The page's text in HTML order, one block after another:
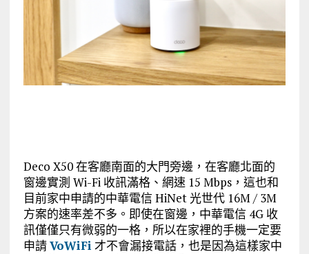
Deco X50 在客廳南面的大門旁邊，在客廳北面的
窗邊實測 Wi-Fi 收訊滿格、網速 15 Mbps，這也和
目前家中申請的中華電信 HiNet 光世代 16M / 3M
方案的速率差不多。即使在窗邊，中華電信 4G 收
訊僅僅只有微弱的一格，所以在家裡的手機一定要
申請VoWiFi 才不會漏接電話，也是因為這樣家中